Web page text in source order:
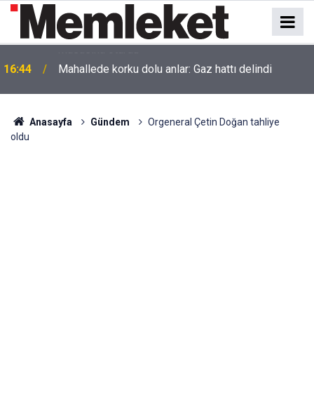
16:44 Mahallede korku dolu anlar: Gaz hattı delindi
Anasayfa Gündem
Orgeneral Çetin Doğan tahliye
oldu